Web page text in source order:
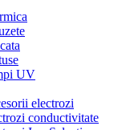
UV
electrozi
conductivitate